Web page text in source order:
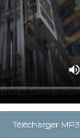
Télécharger MP3